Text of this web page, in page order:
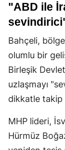
"ABD ile
Bahçeli,
olumlu bir
Birleşik
uzlaşmayı
dikkatle takip
MHP lideri,
Hürmüz